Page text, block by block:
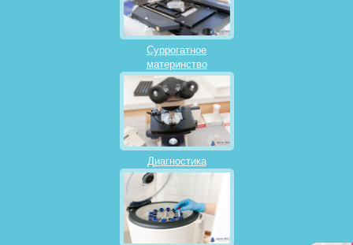
Суррогатное
материнство
Диагностика